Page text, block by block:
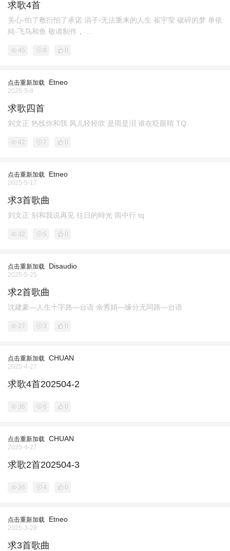
求歌4首
关心-怕了敷衍怕了承诺 涓子-无法重来的人生 崔宇莹 破碎的梦 单依
純-飞鸟和鱼 敬请制作， ...
45 8 0
点击重新加载 Etneo
2025-5-8
求歌四首
刘文正 热线你和我 风儿轻轻吹 是雨是泪 谁在眨眼睛 TQ
42 7 0
点击重新加载 Etneo
2025-5-17
求3首歌曲
刘文正 别和我说再见 往日的時光 雨中行 tq
32 5 0
点击重新加载 Disaudio
2025-5-25
求2首歌曲
沈建豪—人生十字路—台语 余秀娟—缘分无同路—台语
27 3 0
点击重新加载 CHUAN
2025-4-27
求歌4首202504-2
36 6 0
点击重新加载 CHUAN
2025-4-27
求歌2首202504-3
26 4 0
点击重新加载 Etneo
2025-3-28
求3首歌曲